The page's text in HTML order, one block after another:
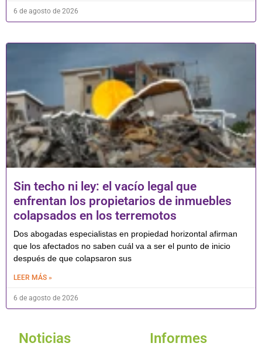
6 de agosto de 2026
Sin techo ni ley: el vacío legal que
enfrentan los propietarios de inmuebles
colapsados en los terremotos
Dos abogadas especialistas en propiedad horizontal afirman
que los afectados no saben cuál va a ser el punto de inicio
después de que colapsaron sus
LEER MÁS »
6 de agosto de 2026
Noticias Informes